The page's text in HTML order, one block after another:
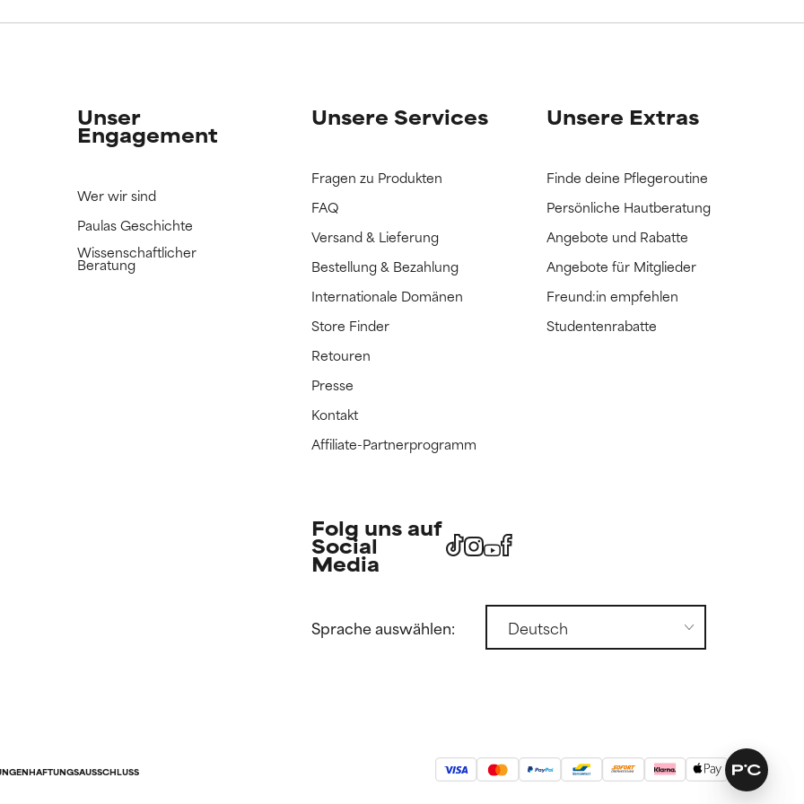
Unser
Engagement
Wer wir sind
Paulas Geschichte
Wissenschaftlicher
Beratung
Unsere Services
Fragen zu Produkten
FAQ
Versand & Lieferung
Bestellung & Bezahlung
Internationale Domänen
Store Finder
Retouren
Presse
Kontakt
Affiliate-Partnerprogramm
Unsere Extras
Finde deine Pflegeroutine
Persönliche Hautberatung
Angebote und Rabatte
Angebote für Mitglieder
Freund:in empfehlen
Studentenrabatte
Folg uns auf
Social
Media
Sprache auswählen:
HAFTUNGSAUSSCHLUSS